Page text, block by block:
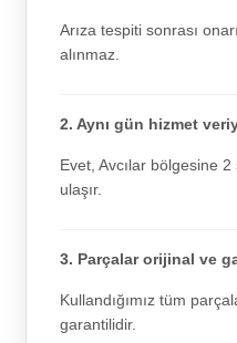
Arıza tespiti sonrası
alınmaz.
2. Aynı gün hizmet
Evet, Avcılar bölgesine
ulaşır.
3. Parçalar orijinal ve
Kullandığımız tüm
garantilidir.